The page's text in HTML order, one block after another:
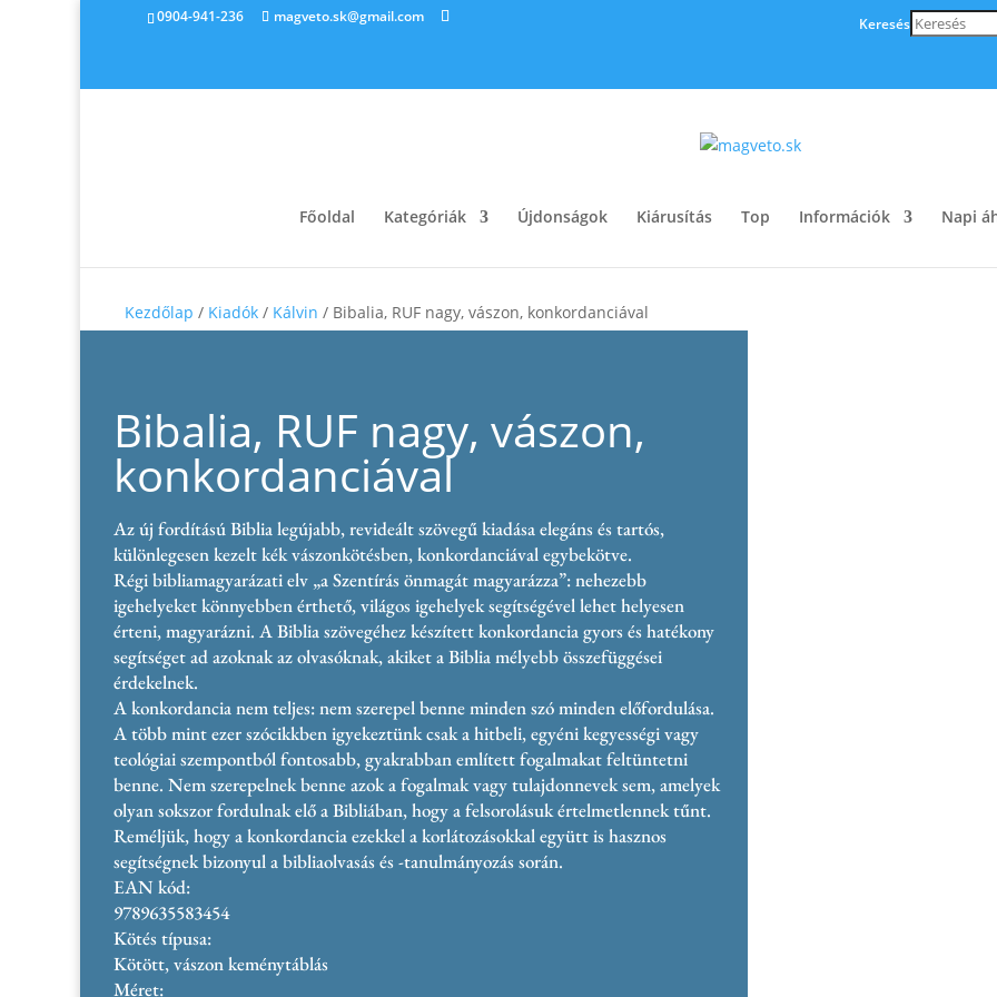
0904-941-236 magveto.sk@gmail.com
Keresés
Főoldal Kategóriák Újdonságok Kiárusítás Top Információk Napi
Kezdőlap / Kiadók / Kálvin / Bibalia, RUF nagy, vászon, konkordanciával
Bibalia, RUF nagy, vászon,
konkordanciával
Az új fordítású Biblia legújabb, revideált szövegű kiadása elegáns és tartós,
különlegesen kezelt kék vászonkötésben, konkordanciával egybekötve.
Régi bibliamagyarázati elv „a Szentírás önmagát magyarázza”: nehezebb
igehelyeket könnyebben érthető, világos igehelyek segítségével lehet helyesen
érteni, magyarázni. A Biblia szövegéhez készített konkordancia gyors és hatékony
segítséget ad azoknak az olvasóknak, akiket a Biblia mélyebb összefüggései
érdekelnek.
A konkordancia nem teljes: nem szerepel benne minden szó minden előfordulása.
A több mint ezer szócikkben igyekeztünk csak a hitbeli, egyéni kegyességi vagy
teológiai szempontból fontosabb, gyakrabban említett fogalmakat feltüntetni
benne. Nem szerepelnek benne azok a fogalmak vagy tulajdonnevek sem, amelyek
olyan sokszor fordulnak elő a Bibliában, hogy a felsorolásuk értelmetlennek tűnt.
Reméljük, hogy a konkordancia ezekkel a korlátozásokkal együtt is hasznos
segítségnek bizonyul a bibliaolvasás és -tanulmányozás során.
EAN kód:
9789635583454
Kötés típusa:
Kötött, vászon keménytáblás
Méret: